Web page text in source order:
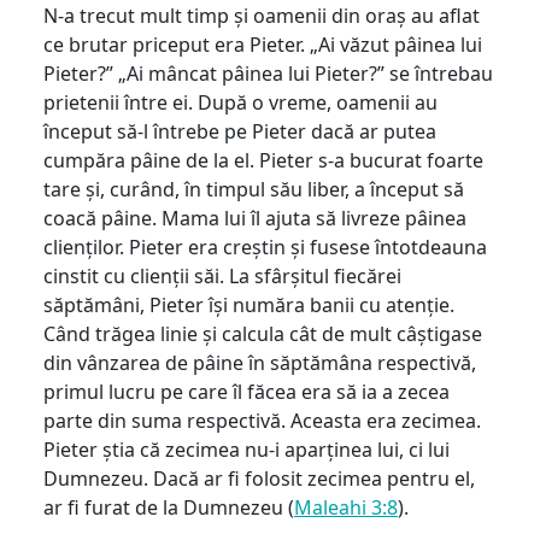
N-a trecut mult timp și oamenii din oraș au aflat
ce brutar priceput era Pieter. „Ai văzut pâinea lui
Pieter?” „Ai mâncat pâinea lui Pieter?” se întrebau
prietenii între ei. După o vreme, oamenii au
început să-l întrebe pe Pieter dacă ar putea
cumpăra pâine de la el. Pieter s-a bucurat foarte
tare și, curând, în timpul său liber, a început să
coacă pâine. Mama lui îl ajuta să livreze pâinea
clienților. Pieter era creștin și fusese întotdeauna
cinstit cu clienții săi. La sfârșitul fiecărei
săptămâni, Pieter își număra banii cu atenție.
Când trăgea linie și calcula cât de mult câștigase
din vânzarea de pâine în săptămâna respectivă,
primul lucru pe care îl făcea era să ia a zecea
parte din suma respectivă. Aceasta era zecimea.
Pieter știa că zecimea nu-i aparținea lui, ci lui
Dumnezeu. Dacă ar fi folosit zecimea pentru el,
ar fi furat de la Dumnezeu (Maleahi 3:8).